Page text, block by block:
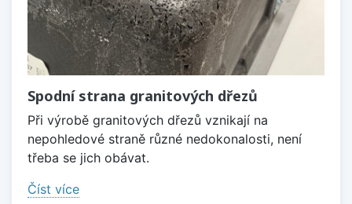
Spodní strana granitových dřezů
Při výrobě granitových dřezů vznikají na
nepohledové straně různé nedokonalosti, není
třeba se jich obávat.
Číst více